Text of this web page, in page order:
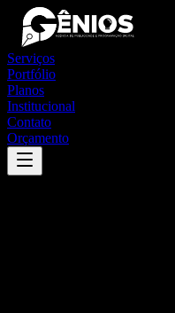
Serviços
Portfólio
Planos
Institucional
Contato
Orçamento